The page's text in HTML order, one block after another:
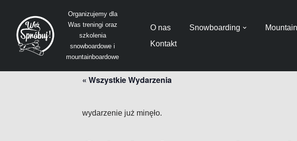
Przejdź
treści
Organizujemy dla
Was treningi oraz
szkolenia
snowboardowe i
mountainboardowe
O nas Snowboarding
Kontakt
« Wszystkie Wydarzenia
wydarzenie już minęło.